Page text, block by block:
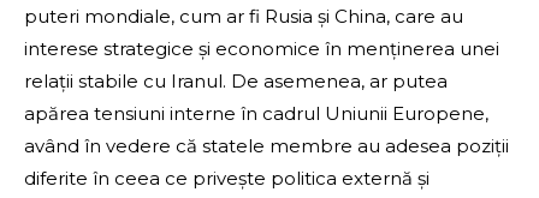
puteri mondiale, cum ar fi Rusia și China, care au
interese strategice și economice în menținerea unei
relații stabile cu Iranul. De asemenea, ar putea
apărea tensiuni interne în cadrul Uniunii Europene,
având în vedere că statele membre au adesea poziții
diferite în ceea ce privește politica externă și